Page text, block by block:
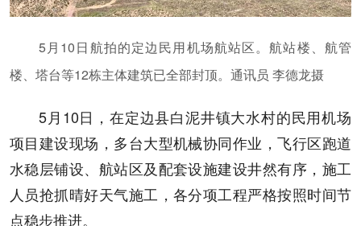
5月10日航拍的定边民用机场航站区。航站楼、航管
楼、塔台等12栋主体建筑已全部封顶。通讯员 李德龙摄
5月10日，在定边县白泥井镇大水村的民用机场
项目建设现场，多台大型机械协同作业，飞行区跑道
水稳层铺设、航站区及配套设施建设井然有序，施工
人员抢抓晴好天气施工，各分项工程严格按照时间节
点稳步推进。